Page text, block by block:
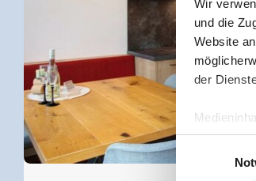
Wir
und die
Website
der
Zeller
Rohr 23//